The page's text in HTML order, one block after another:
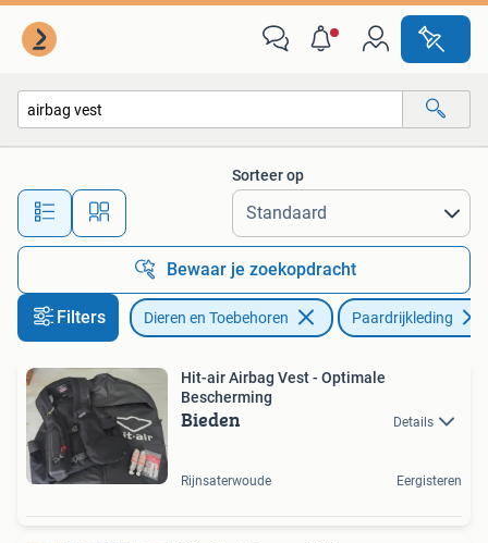
Alle afstanden…
Sorteer op
Bewaar je zoekopdracht
Filters Dieren en Toebehoren Paardrijkleding
Hit-air Airbag Vest - Optimale
Bescherming
Bieden Details
Rijnsaterwoude Eergisteren